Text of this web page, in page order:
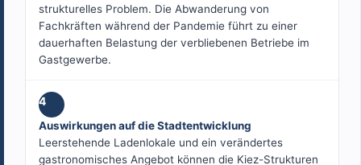
strukturelles Problem. Die Abwanderung von
Fachkräften während der Pandemie führt zu einer
dauerhaften Belastung der verbliebenen Betriebe im
Gastgewerbe.
4
Auswirkungen auf die Stadtentwicklung
Leerstehende Ladenlokale und ein verändertes
gastronomisches Angebot können die Kiez-Strukturen